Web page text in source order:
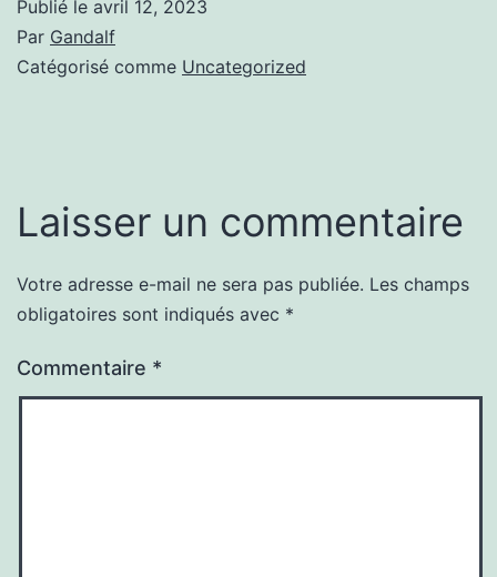
Publié le avril 12, 2023
Par Gandalf
Catégorisé comme Uncategorized
Laisser un commentaire
Votre adresse e-mail ne sera pas publiée. Les champs
obligatoires sont indiqués avec *
Commentaire *